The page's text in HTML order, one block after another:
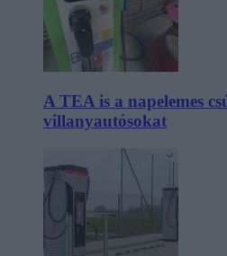
A TEA is a napelemes
villanyautósokat